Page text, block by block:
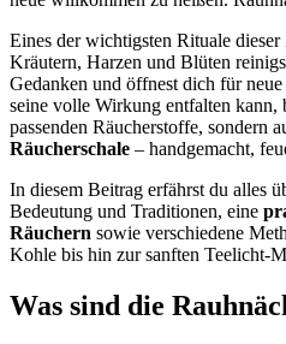
Eines der wichtigsten Rituale dieser
Kräutern, Harzen und Blüten
Gedanken und öffnest dich für
seine volle Wirkung entfalten kann,
passenden Räucherstoffe, sondern
Räucherschale – handgemacht,
In diesem Beitrag erfährst du alles
Bedeutung und Traditionen, eine
Räuchern sowie verschiedene
Kohle bis hin zur sanften Teelicht-
Was sind die